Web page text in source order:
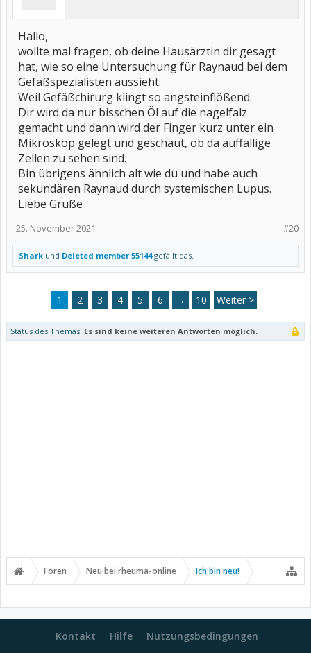
Hallo,
wollte mal fragen, ob deine Hausärztin dir gesagt
hat, wie so eine Untersuchung für Raynaud bei dem
Gefäßspezialisten aussieht.
Weil Gefäßchirurg klingt so angsteinflößend.
Dir wird da nur bisschen Öl auf die nagelfalz
gemacht und dann wird der Finger kurz unter ein
Mikroskop gelegt und geschaut, ob da auffällige
Zellen zu sehen sind.
Bin übrigens ähnlich alt wie du und habe auch
sekundären Raynaud durch systemischen Lupus.
Liebe Grüße
#20
25. November 2021
Shark und Deleted member 55144gefällt das.
1 2 3 4 5 6 → 10 Weiter >
Status des Themas: Es sind keine weiteren Antworten möglich.
Foren Neu bei rheuma-online Ich bin neu!
Kontakt Hilfe Nutzungsbedingungen